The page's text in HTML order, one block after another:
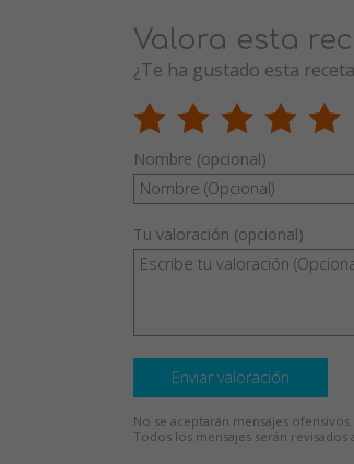
Valora esta
¿Te ha gustado esta
Nombre (opcional)
Tu valoración (opcional)
Enviar valoración
No se aceptarán mensajes
Todos los mensajes serán revisados